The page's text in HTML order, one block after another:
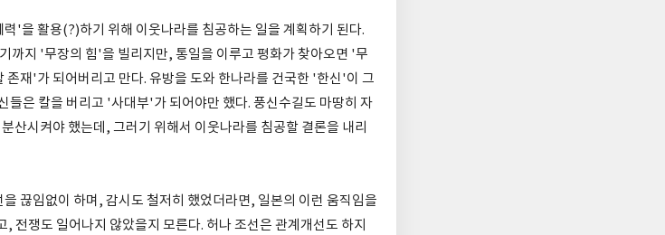
'을 활용(?)하기 위해 이웃나라를 침공하는 일을 계획하기 된다.
까지 '무장의 힘'을 빌리지만, 통일을 이루고 평화가 찾아오면 '무
재'가 되어버리고 만다. 유방을 도와 한나라를 건국한 '한신'이 그
들은 칼을 버리고 '사대부'가 되어야만 했다. 풍신수길도 마땅히 자
산시켜야 했는데, 그러기 위해서 이웃나라를 침공할 결론을 내리
끊임없이 하며, 감시도 철저히 했었더라면, 일본의 이런 움직임을
전쟁도 일어나지 않았을지 모른다. 허나 조선은 관계개선도 하지